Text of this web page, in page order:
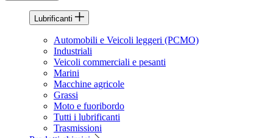
Lubrificanti
Automobili e Veicoli leggeri (PCMO)
Industriali
Veicoli commerciali e pesanti
Marini
Macchine agricole
Grassi
Moto e fuoribordo
Tutti i lubrificanti
Trasmissioni